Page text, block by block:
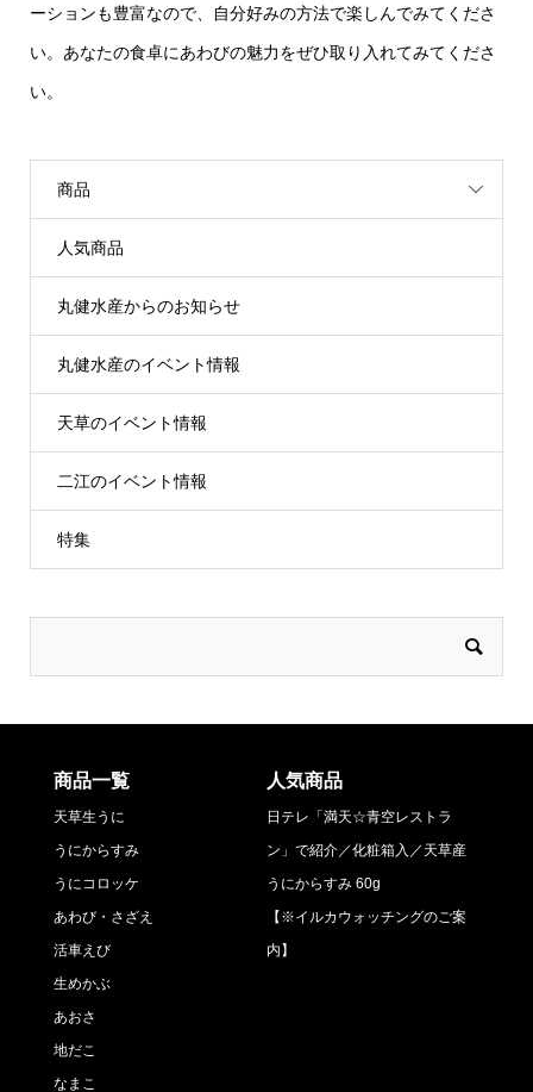
ーションも豊富なので、自分好みの方法で楽しんでみてくださ
い。あなたの食卓にあわびの魅力をぜひ取り入れてみてくださ
い。
商品
人気商品
丸健水産からのお知らせ
丸健水産のイベント情報
天草のイベント情報
二江のイベント情報
特集
商品一覧
天草生うに
うにからすみ
うにコロッケ
あわび・さざえ
活車えび
生めかぶ
あおさ
地だこ
なまこ
人気商品
日テレ「満天☆青空レストラ
ン」で紹介／化粧箱入／天草産
うにからすみ 60g
【※イルカウォッチングのご案
内】